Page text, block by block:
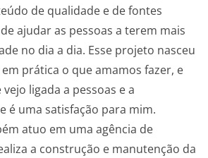
de qualidade e de fontes
ajudar as pessoas a terem mais
no dia a dia. Esse projeto nasceu
prática o que amamos fazer, e
ligada a pessoas e a
é uma satisfação para mim.
atuo em uma agência de
a construção e manutenção da